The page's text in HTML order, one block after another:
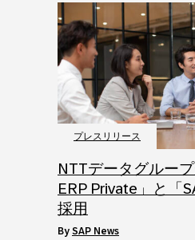
プレスリリース
NTTデータグルー
ERP Private」と「
採用
by SAP News